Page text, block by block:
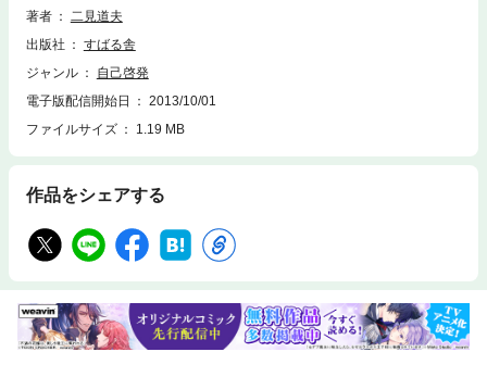
著者
二見道夫
出版社
すばる舎
ジャンル
自己啓発
電子版配信開始日
2013/10/01
ファイルサイズ
1.19 MB
作品をシェアする